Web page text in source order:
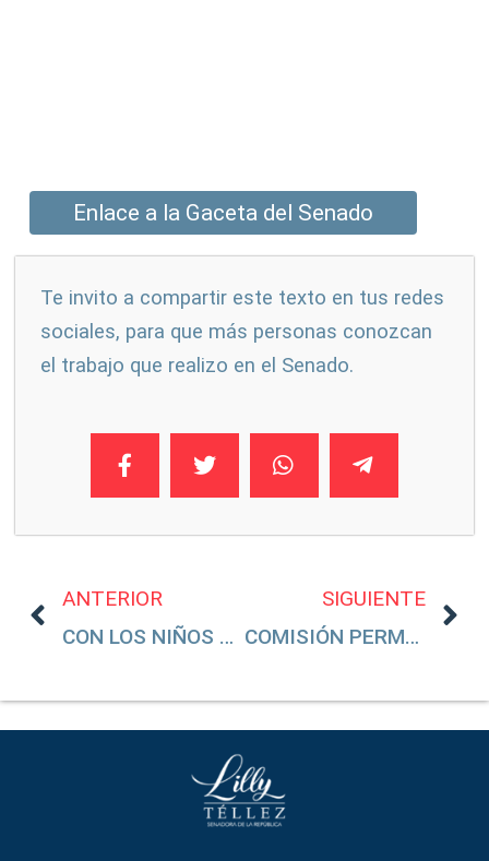
Enlace a la Gaceta del Senado
Te invito a compartir este texto en tus redes
sociales, para que más personas conozcan
el trabajo que realizo en el Senado.
ANTERIOR
CON LOS NIÑOS NO: PLAN DE EMERGENCIA PARA VACUNARLOS
SIGUIENTE
COMISIÓN PERMANENTE APRUEBA EXHORTO PARA QUE LA SSA GARANTICE VACUNAS CONTRA EL VPH PARA NIÑAS Y NIÑOS DE 9 AÑOS